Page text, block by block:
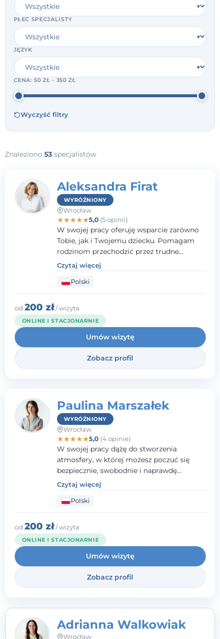
PŁEĆ SPECJALISTY
JĘZYK
CENA:50 ZŁ - 350 ZŁ
Wyczyść filtry
Znaleziono 53 specjalistów
Aleksandra Firat
WYRÓŻNIONY
Wrocław
★★★★★5,0(5 opinii)
W swojej pracy oferuję wsparcie zarówno
Tobie, jak i Twojemu dziecku. Pomagam
rodzinom przechodzić przez trudne
momenty, opierając współpracę na
wzajemnym zaufaniu i otwartej
komunikacji. Posiadam doświadczenie w
pracy z dziećmi i młodzieżą mierzącymi się
z różnorodnymi trudnościami
emocjonalnymi oraz rozwojowymi.
Czytaj więcej
Polski
od 200 zł/ wizyta
ONLINE I STACJONARNIE
Umów wizytę
Zobacz profil
Paulina Marszałek
WYRÓŻNIONY
Wrocław
★★★★★5,0(4 opinie)
W swojej pracy dążę do stworzenia
atmosfery, w której możesz poczuć się
bezpiecznie, swobodnie i naprawdę
wysłuchany(-a). Zależy mi na
towarzyszeniu Ci w drodze do większego
dobrostanu, lepszego poznania siebie oraz
budowania wartościowych i
satysfakcjonujących relacji - zarówno z
innymi, jak i z samym sobą. Możliwość
bycia częścią tego procesu traktuję jako
duże wyróżnienie.
Czytaj więcej
Polski
od 200 zł/ wizyta
ONLINE I STACJONARNIE
Umów wizytę
Zobacz profil
Adrianna Walkowiak
Wrocław